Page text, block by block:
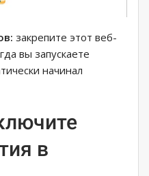
закрепите этот веб-
вы запускаете
начинал
в